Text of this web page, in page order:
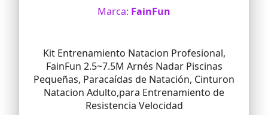
Marca: FainFun
Kit Entrenamiento Natacion Profesional,
FainFun 2.5~7.5M Arnés Nadar Piscinas
Pequeñas, Paracaídas de Natación, Cinturon
Natacion Adulto,para Entrenamiento de
Resistencia Velocidad